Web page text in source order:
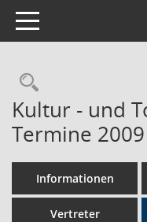
Toggle navigation
Kultur - und
Termine 2009
Informationen
Vertreter